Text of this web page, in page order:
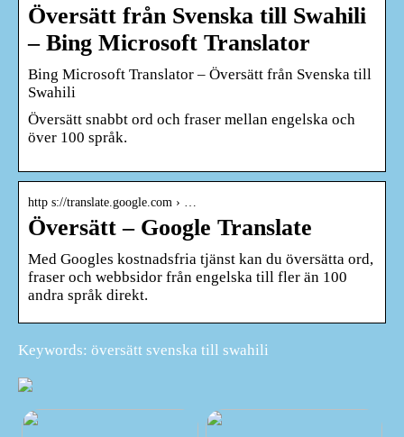
Översätt från Svenska till Swahili
– Bing Microsoft Translator
Bing Microsoft Translator – Översätt från Svenska till
Swahili
Översätt snabbt ord och fraser mellan engelska och
över 100 språk.
http s://translate.google.com › …
Översätt – Google Translate
Med Googles kostnadsfria tjänst kan du översätta ord,
fraser och webbsidor från engelska till fler än 100
andra språk direkt.
Keywords: översätt svenska till swahili